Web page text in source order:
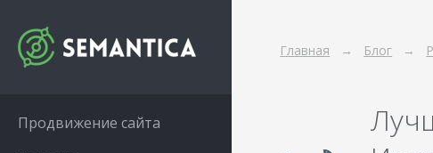
Главная Блог
Продвижение сайта